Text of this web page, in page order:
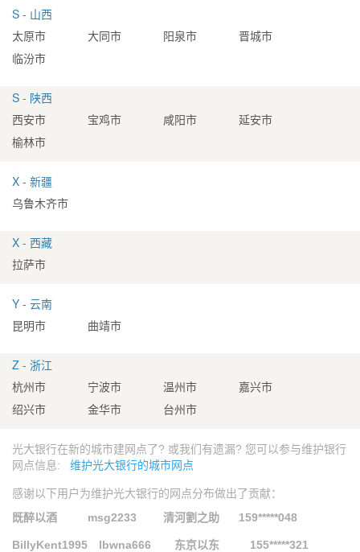
S - 山西
太原市 大同市 阳泉市
晋城市
临汾市
S - 陕西
西安市 宝鸡市 咸阳市
延安市
榆林市
X - 新疆
乌鲁木齐市
X - 西藏
拉萨市
Y - 云南
昆明市 曲靖市
Z - 浙江
杭州市 宁波市 温州市
嘉兴市
绍兴市
金华市 台州市
光大银行在新的城市建网点了? 或我们有遗漏? 您可以参与维护银行
网点信息: 维护光大银行的城市网点
感谢以下用户为维护光大银行的网点分布做出了贡献：
既醉以酒
msg2233 清河劉之助 159*****048
BillyKent1995 lbwna666 东京以东 155*****321